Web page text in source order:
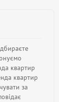
квартир
квартир
за